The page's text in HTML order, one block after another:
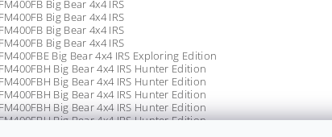
Big Bear 4x4 IRS
Big Bear 4x4 IRS
Big Bear 4x4 IRS
Big Bear 4x4 IRS
Big Bear 4x4 IRS Exploring Edition
Big Bear 4x4 IRS Hunter Edition
Big Bear 4x4 IRS Hunter Edition
Big Bear 4x4 IRS Hunter Edition
Big Bear 4x4 IRS Hunter Edition
Big Bear 4x4 IRS Hunter Edition